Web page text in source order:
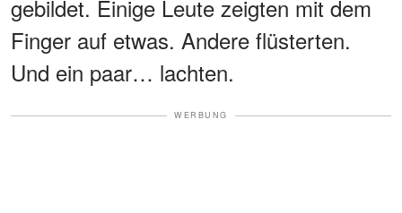
gebildet. Einige Leute zeigten mit dem
Finger auf etwas. Andere flüsterten.
Und ein paar… lachten.
WERBUNG